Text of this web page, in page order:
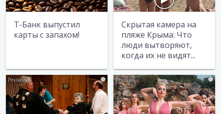
Т-Банк выпустил
карты с запахом!
Скрытая камера на
пляже Крыма: Что
люди вытворяют,
когда их не видят...
i i